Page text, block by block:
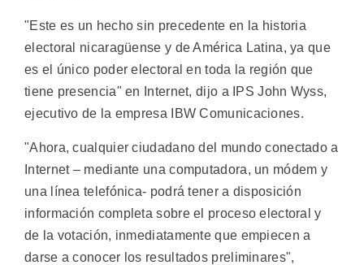
"Este es un hecho sin precedente en la historia
electoral nicaragüense y de América Latina, ya que
es el único poder electoral en toda la región que
tiene presencia" en Internet, dijo a IPS John Wyss,
ejecutivo de la empresa IBW Comunicaciones.
"Ahora, cualquier ciudadano del mundo conectado a
Internet – mediante una computadora, un módem y
una línea telefónica- podrá tener a disposición
información completa sobre el proceso electoral y
de la votación, inmediatamente que empiecen a
darse a conocer los resultados preliminares",